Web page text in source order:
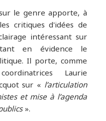
le genre apporte, à
critiques d'idées de
intéressant sur
en évidence le
Il porte, comme
Laurie
sur « l’articulation
et mise à l’agenda
».